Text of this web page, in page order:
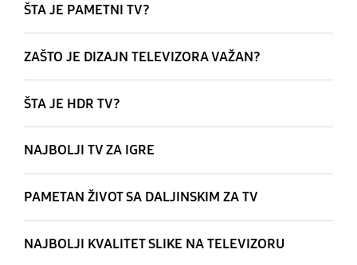
ŠTA JE PAMETNI TV?
ZAŠTO JE DIZAJN TELEVIZORA VAŽAN?
ŠTA JE HDR TV?
NAJBOLJI TV ZA IGRE
PAMETAN ŽIVOT SA DALJINSKIM ZA TV
NAJBOLJI KVALITET SLIKE NA TELEVIZORU